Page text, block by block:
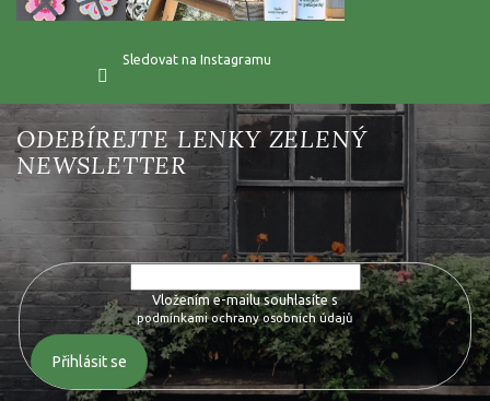
Sledovat na Instagramu
Vložte svůj e-mail a my vám budeme zasílat informace o nových
produktech na našem e-shopu.
Vložením e-mailu souhlasíte s
podmínkami ochrany osobních údajů
Přihlásit se